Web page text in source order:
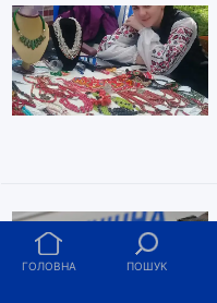
ГОЛОВНА ПОШУК